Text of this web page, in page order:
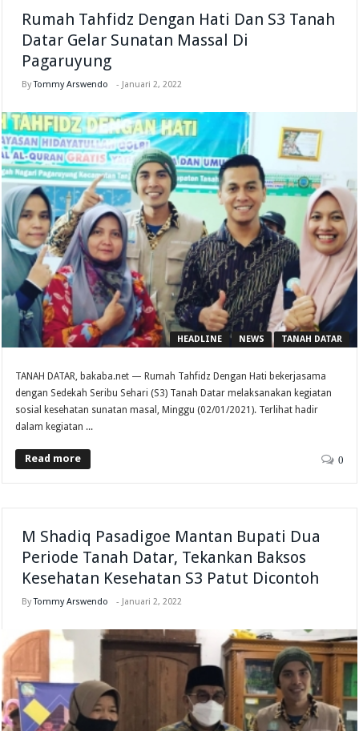
Rumah Tahfidz Dengan Hati Dan S3 Tanah
Datar Gelar Sunatan Massal Di
Pagaruyung
ByTommy Arswendo - Januari 2, 2022
HEADLINE NEWS TANAH DATAR
TANAH DATAR, bakaba.net — Rumah Tahfidz Dengan Hati bekerjasama
dengan Sedekah Seribu Sehari (S3) Tanah Datar melaksanakan kegiatan
sosial kesehatan sunatan masal, Minggu (02/01/2021). Terlihat hadir
dalam kegiatan ...
Read more 0
M Shadiq Pasadigoe Mantan Bupati Dua
Periode Tanah Datar, Tekankan Baksos
Kesehatan Kesehatan S3 Patut Dicontoh
ByTommy Arswendo - Januari 2, 2022